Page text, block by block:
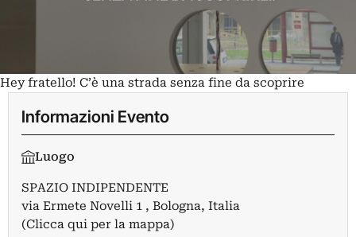
Hey fratello! C’è una strada senza fine da scoprire
Informazioni Evento
Luogo
SPAZIO INDIPENDENTE
via Ermete Novelli 1 , Bologna, Italia
(Clicca qui per la mappa)